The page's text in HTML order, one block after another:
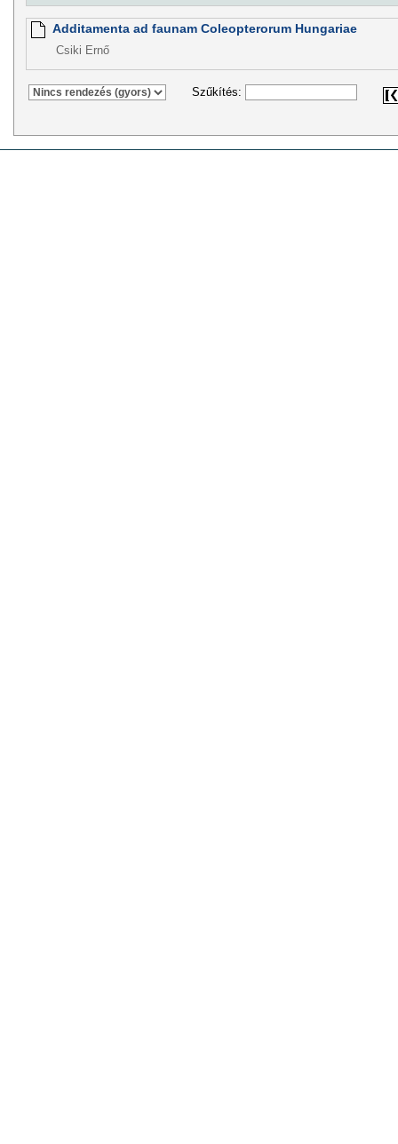
Additamenta ad faunam Coleopterorum Hungariae
Csiki Ernő
Szűkítés: